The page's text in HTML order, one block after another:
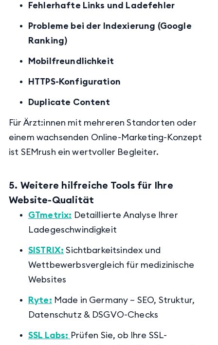
Fehlerhafte Links und Ladefehler
Probleme bei der Indexierung (Google
Ranking)
Mobilfreundlichkeit
HTTPS-Konfiguration
Duplicate Content
Für Ärzt:innen mit mehreren Standorten oder
einem wachsenden Online-Marketing-Konzept
ist SEMrush ein wertvoller Begleiter.
5. Weitere hilfreiche Tools für Ihre
Website-Qualität
GTmetrix: Detaillierte Analyse Ihrer
Ladegeschwindigkeit
SISTRIX: Sichtbarkeitsindex und
Wettbewerbsvergleich für medizinische
Websites
Ryte: Made in Germany – SEO, Struktur,
Datenschutz & DSGVO-Checks
SSL Labs: Prüfen Sie, ob Ihre SSL-